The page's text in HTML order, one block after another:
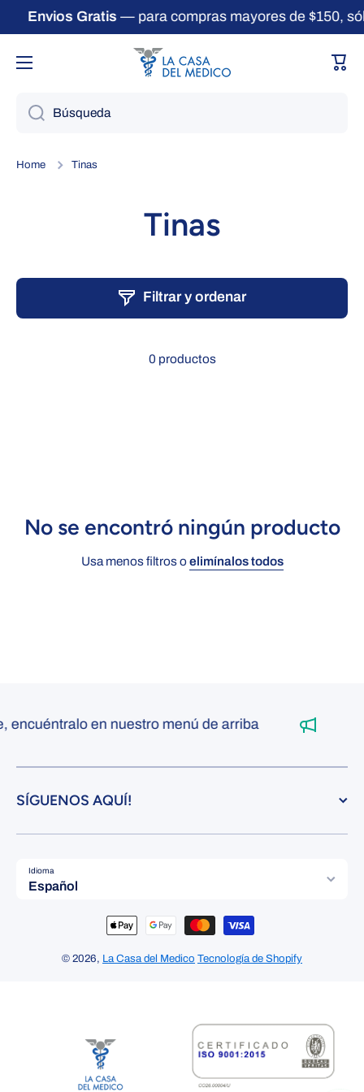
Ir directamente al contenido
Envios Gratis — para compras mayores de $150,
Búsqueda
Home Tinas
Tinas
Filtrar y ordenar
0 productos
No se encontró ningún producto
Usa menos filtros oelimínalos todos
en nuestro menú de arriba
SÍGUENOS AQUÍ!
Idioma
Español
Formas de pago
© 2026, La Casa del Medico Tecnología de Shopify